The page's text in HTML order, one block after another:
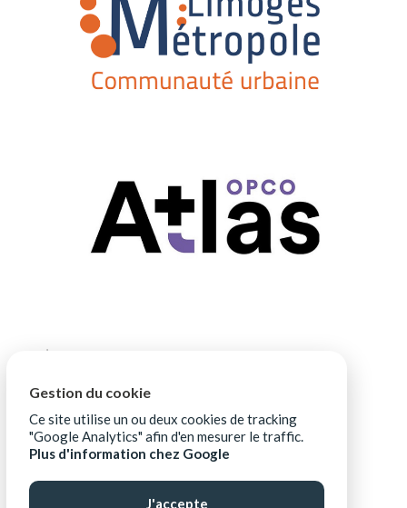
Gestion du cookie
Ce site utilise un ou deux cookies de tracking
"Google Analytics" afin d'en mesurer le traffic.
Plus d'information chez Google
J'accepte